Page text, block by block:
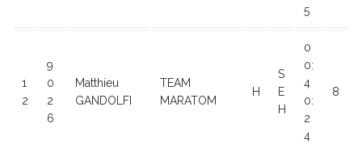
5
1
2
9
0
2
6
Matthieu
GANDOLFI
TEAM
MARATOM
H
S
E
H
0
0:
4
0:
2
4
8